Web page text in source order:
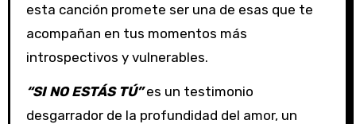
esta canción promete ser una de esas que te
acompañan en tus momentos más
introspectivos y vulnerables.
“SI NO ESTÁS TÚ”es un testimonio
desgarrador de la profundidad del amor, un